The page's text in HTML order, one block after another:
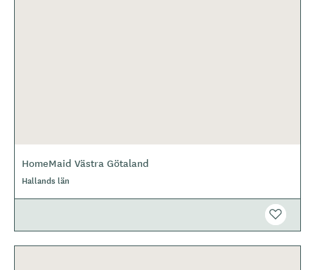
HomeMaid Västra Götaland
Hallands län